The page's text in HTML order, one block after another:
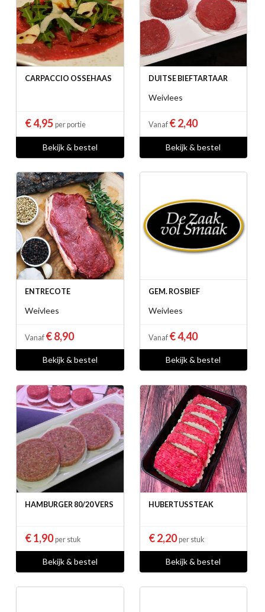
CARPACCIO OSSEHAAS
€ 4,95 per portie
Bekijk & bestel
DUITSE BIEFTARTAAR
Weivlees
Vanaf € 2,40
Bekijk & bestel
ENTRECOTE
Weivlees
Vanaf € 8,90
Bekijk & bestel
GEM. ROSBIEF
Weivlees
Vanaf € 4,40
Bekijk & bestel
HAMBURGER 80/20 VERS
€ 1,90per stuk
Bekijk & bestel
HUBERTUSSTEAK
€ 2,20per stuk
Bekijk & bestel